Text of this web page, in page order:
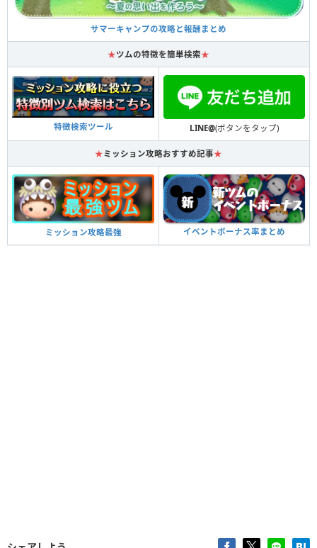
サマーキャンプの攻略と報酬まとめ
★ツムの特徴を簡単検索★
特徴検索ツール LINE@(ボタンをタップ)
★ミッション攻略おすすめ記事★
ミッション攻略最強 イベントボーナス率まとめ